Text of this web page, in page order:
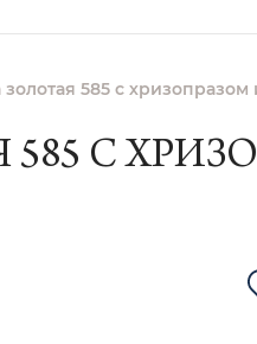
585 с хризопразом
С